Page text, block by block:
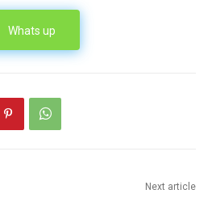
Whats up
Next article